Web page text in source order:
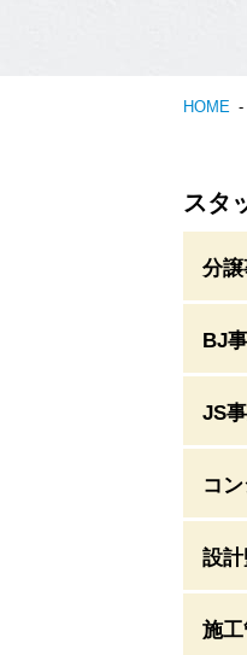
HOME
スタ
分
BJ
JS
コ
設
施